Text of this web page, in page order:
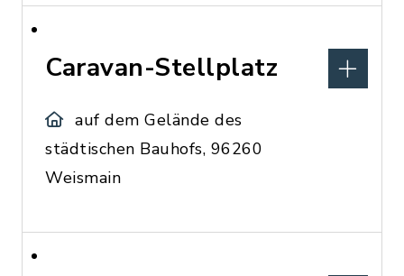
Caravan-Stellplatz
auf dem Gelände des
städtischen Bauhofs, 96260
Weismain